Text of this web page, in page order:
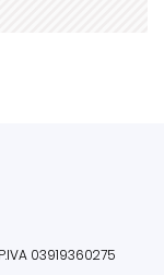
03919360275